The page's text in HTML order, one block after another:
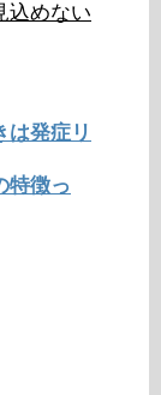
込めない
は発症リ
特徴っ